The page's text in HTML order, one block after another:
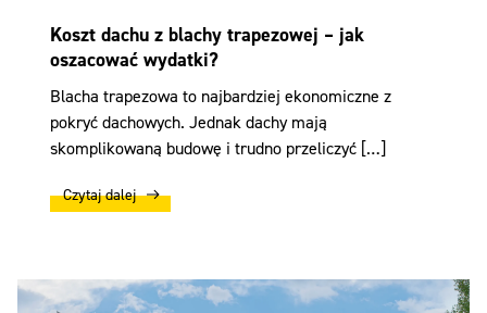
Koszt dachu z blachy trapezowej – jak
oszacować wydatki?
Blacha trapezowa to najbardziej ekonomiczne z
pokryć dachowych. Jednak dachy mają
skomplikowaną budowę i trudno przeliczyć […]
Czytaj dalej